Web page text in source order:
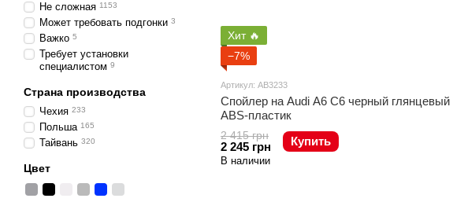
Хит 🔥
−7%
Артикул: AB3233
Спойлер на Audi A6 C6 черный глянцевый
ABS-пластик
2 415 грн
2 245 грн Купить
В наличии
Не сложная 1153
Может требовать подгонки 3
Важко 5
Требует установки
специалистом 9
Страна производства
Чехия 233
Польша 165
Тайвань 320
Цвет